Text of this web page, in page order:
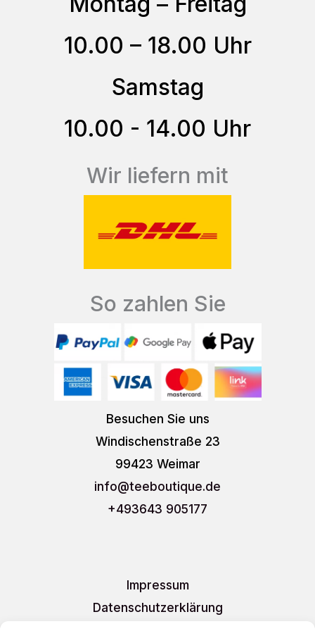
10.00 – 18.00 Uhr
Samstag
10.00 - 14.00 Uhr
Wir liefern mit
So zahlen Sie
Besuchen Sie uns
Windischenstraße 23
99423 Weimar
info@teeboutique.de
+493643 905177
Impressum
Datenschutzerklärung